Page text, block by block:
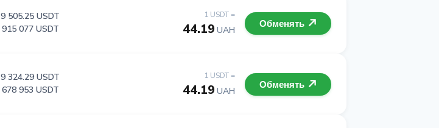
1 USDT =
44.19 UAH
9 505.25 USDT
915 077 USDT Обменять
1 USDT =
44.19 UAH
9 324.29 USDT
678 953 USDT Обменять